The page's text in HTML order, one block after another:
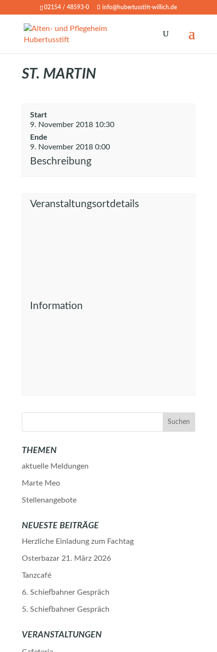
02154 / 48593-0 info@hubertusstift-willich.de
ST. MARTIN
Start
9. November 2018 10:30
Ende
9. November 2018 0:00
Beschreibung
Veranstaltungsortdetails
Information
THEMEN
aktuelle Meldungen
Marte Meo
Stellenangebote
NEUESTE BEITRÄGE
Herzliche Einladung zum Fachtag
Osterbazar 21. März 2026
Tanzcafé
6. Schiefbahner Gespräch
5. Schiefbahner Gespräch
VERANSTALTUNGEN